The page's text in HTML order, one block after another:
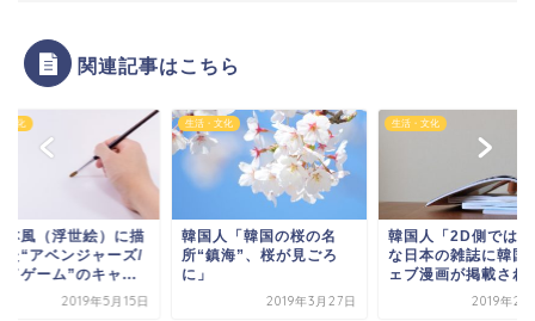
Powered by livedoor 相互RSS
関連記事はこちら
文化
本風（浮世絵）に描
た“アベンジャーズ/
ドゲーム”のキャ...
2019年5月15日
生活・文化
韓国人「韓国の桜の名
所“鎮海”、桜が見ごろ
に」
2019年3月27日
生活・文化
韓国人「2D側では
な日本の雑誌に韓国
ェブ漫画が掲載され
2019年2